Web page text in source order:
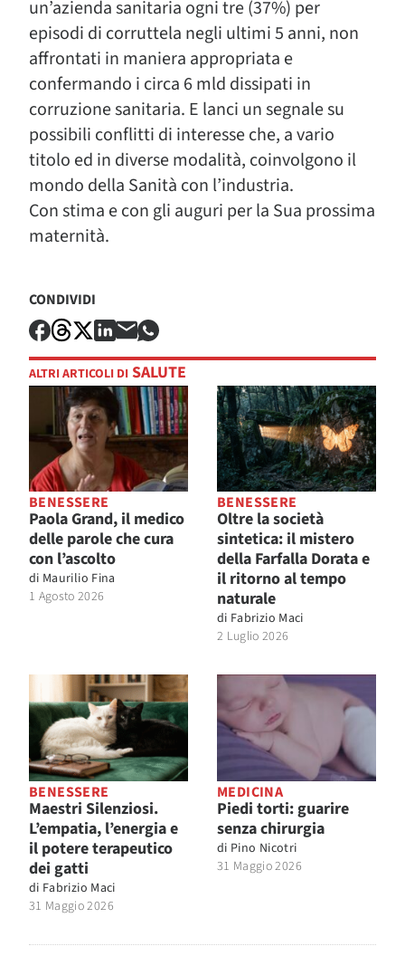
un’azienda sanitaria ogni tre (37%) per
episodi di corruttela negli ultimi 5 anni, non
affrontati in maniera appropriata e
confermando i circa 6 mld dissipati in
corruzione sanitaria. E lanci un segnale su
possibili conflitti di interesse che, a vario
titolo ed in diverse modalità, coinvolgono il
mondo della Sanità con l’industria.
Con stima e con gli auguri per la Sua prossima
maternità.
CONDIVIDI
ALTRI ARTICOLI DI SALUTE
BENESSERE
Paola Grand, il medico
delle parole che cura
con l’ascolto
di Maurilio Fina
1 Agosto 2026
BENESSERE
Oltre la società
sintetica: il mistero
della Farfalla Dorata e
il ritorno al tempo
naturale
di Fabrizio Maci
2 Luglio 2026
BENESSERE
Maestri Silenziosi.
L’empatia, l’energia e
il potere terapeutico
dei gatti
di Fabrizio Maci
31 Maggio 2026
MEDICINA
Piedi torti: guarire
senza chirurgia
di Pino Nicotri
31 Maggio 2026